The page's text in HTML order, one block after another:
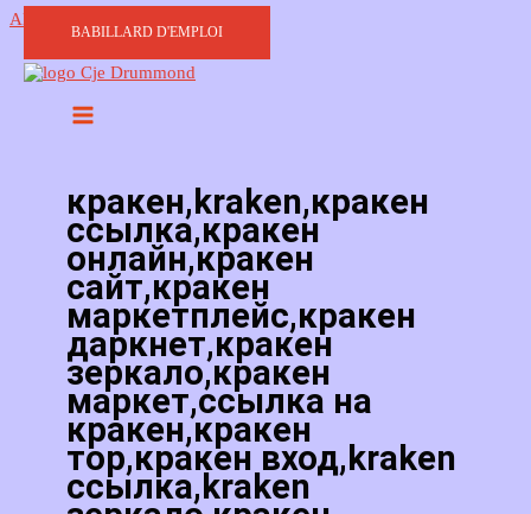
Aller au contenu
BABILLARD D'EMPLOI
кракен,kraken,кракен
ссылка,кракен
онлайн,кракен
сайт,кракен
маркетплейс,кракен
даркнет,кракен
зеркало,кракен
маркет,ссылка на
кракен,кракен
тор,кракен вход,kraken
ссылка,kraken